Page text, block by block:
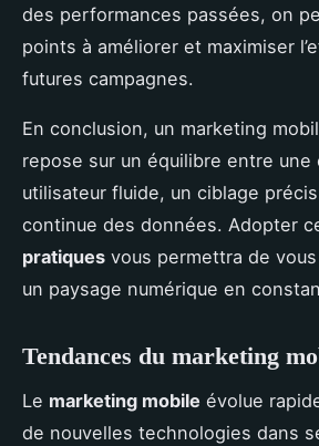
des performances passées, on
points à améliorer et maximiser
futures campagnes.
En conclusion, un marketing
repose sur un équilibre entre une
utilisateur fluide, un ciblage précis
continue des données. Adopter
pratiques vous permettra de
un paysage numérique en
Tendances du marketing
Le marketing mobile évolue
de nouvelles technologies dans